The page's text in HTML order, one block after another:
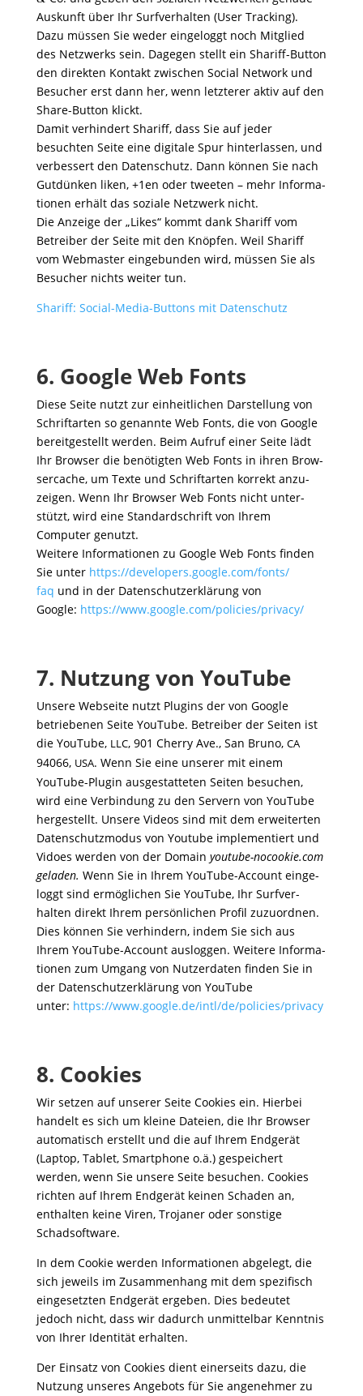
Auskunft über Ihr Surf­ver­halten (User Tracking).
Dazu müssen Sie weder einge­loggt noch Mitglied
des Netz­werks sein. Dagegen stellt ein Shariff-Button
den direkten Kontakt zwischen Social Network und
Besu­cher erst dann her, wenn letz­terer aktiv auf den
Share-Button klickt.
Damit verhin­dert Shariff, dass Sie auf jeder
besuchten Seite eine digi­tale Spur hinter­lassen, und
verbes­sert den Daten­schutz. Dann können Sie nach
Gutdünken liken, +1en oder tweeten – mehr Infor­ma­
tionen erhält das soziale Netz­werk nicht.
Die Anzeige der „Likes“ kommt dank Shariff vom
Betreiber der Seite mit den Knöpfen. Weil Shariff
vom Webmaster einge­bunden wird, müssen Sie als
Besu­cher nichts weiter tun.
Shariff: Social-Media-Buttons mit Datenschutz
6. Google Web Fonts
Diese Seite nutzt zur einheit­li­chen Darstel­lung von
Schrift­arten so genannte Web Fonts, die von Google
bereit­ge­stellt werden. Beim Aufruf einer Seite lädt
Ihr Browser die benö­tigten Web Fonts in ihren Brow­
ser­cache, um Texte und Schrift­arten korrekt anzu­
zeigen. Wenn Ihr Browser Web Fonts nicht unter­
stützt, wird eine Stan­dard­schrift von Ihrem
Computer genutzt.
Weitere Infor­ma­tionen zu Google Web Fonts finden
Sie unter https://​deve​lo​pers​.google​.com/​f​o​n​t​s​/​
faq und in der Daten­schutz­er­klä­rung von
Google: https://​www​.google​.com/​p​o​l​i​c​i​e​s​/​p​r​i​v​a​cy/
7. Nutzung von YouTube
Unsere Webseite nutzt Plugins der von Google
betrie­benen Seite YouTube. Betreiber der Seiten ist
die YouTube, LLC, 901 Cherry Ave., San Bruno, CA
94066, USA. Wenn Sie eine unserer mit einem
YouTube-Plugin ausge­stat­teten Seiten besu­chen,
wird eine Verbin­dung zu den Servern von YouTube
herge­stellt. Unsere Videos sind mit dem erwei­terten
Daten­schutz­modus von Youtube imple­men­tiert und
Vidoes werden von der Domain youtube​-nocookie​.com
geladen. Wenn Sie in Ihrem YouTube-Account einge­
loggt sind ermög­li­chen Sie YouTube, Ihr Surf­ver­
halten direkt Ihrem persön­li­chen Profil zuzu­ordnen.
Dies können Sie verhin­dern, indem Sie sich aus
Ihrem YouTube-Account ausloggen. Weitere Infor­ma­
tionen zum Umgang von Nutzer­daten finden Sie in
der Daten­schutz­er­klä­rung von YouTube
unter: https://​www​.google​.de/​i​n​t​l​/​d​e​/​p​o​l​i​c​i​e​s​/​p​r​i​v​acy
8. Cookies
Wir setzen auf unserer Seite Cookies ein. Hierbei
handelt es sich um kleine Dateien, die Ihr Browser
auto­ma­tisch erstellt und die auf Ihrem Endgerät
(Laptop, Tablet, Smart­phone o.ä.) gespei­chert
werden, wenn Sie unsere Seite besu­chen. Cookies
richten auf Ihrem Endgerät keinen Schaden an,
enthalten keine Viren, Trojaner oder sons­tige
Schadsoftware.
In dem Cookie werden Infor­ma­tionen abge­legt, die
sich jeweils im Zusam­men­hang mit dem spezi­fisch
einge­setzten Endgerät ergeben. Dies bedeutet
jedoch nicht, dass wir dadurch unmit­telbar Kenntnis
von Ihrer Iden­tität erhalten.
Der Einsatz von Cookies dient einer­seits dazu, die
Nutzung unseres Ange­bots für Sie ange­nehmer zu